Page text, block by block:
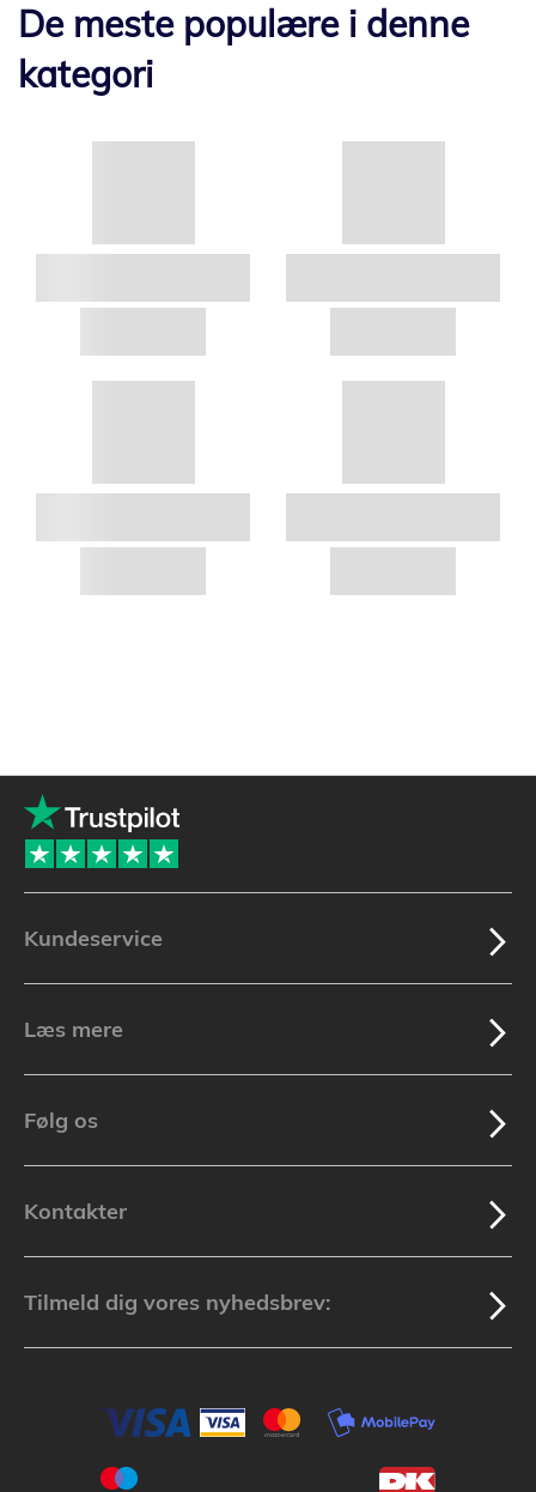
De meste populære i denne
kategori
Kundeservice
Læs mere
Følg os
Kontakter
Tilmeld dig vores nyhedsbrev: